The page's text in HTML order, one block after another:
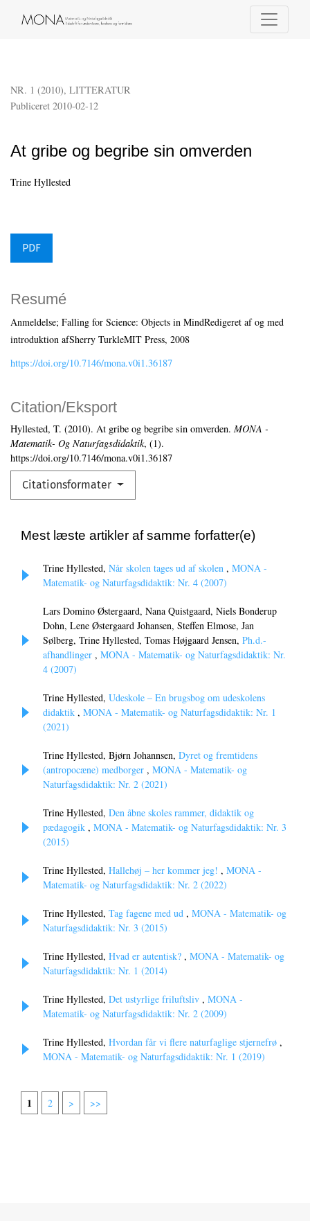
NR. 1 (2010), LITTERATUR
At gribe og begribe sin omverden
Publiceret 2010-02-12
Trine Hyllested
PDF
Citation/Eksport
Hyllested, T. (2010). At gribe og begribe sin omverden. MONA -
Matematik- Og Naturfagsdidaktik, (1).
https://doi.org/10.7146/mona.v0i1.36187
Citationsformater
Resumé
Anmeldelse; Falling for Science: Objects in MindRedigeret af og med
introduktion afSherry TurkleMIT Press, 2008
https://doi.org/10.7146/mona.v0i1.36187
Mest læste artikler af samme forfatter(e)
Trine Hyllested, Når skolen tages ud af skolen , MONA -
Matematik- og Naturfagsdidaktik: Nr. 4 (2007)
Lars Domino Østergaard, Nana Quistgaard, Niels Bonderup
Dohn, Lene Østergaard Johansen, Steffen Elmose, Jan
Sølberg, Trine Hyllested, Tomas Højgaard Jensen, Ph.d.-
afhandlinger , MONA - Matematik- og Naturfagsdidaktik: Nr.
4 (2007)
Trine Hyllested, Udeskole – En brugsbog om udeskolens
didaktik , MONA - Matematik- og Naturfagsdidaktik: Nr. 1
(2021)
Trine Hyllested, Bjørn Johannsen, Dyret og fremtidens
(antropocæne) medborger , MONA - Matematik- og
Naturfagsdidaktik: Nr. 2 (2021)
Trine Hyllested, Den åbne skoles rammer, didaktik og
pædagogik , MONA - Matematik- og Naturfagsdidaktik: Nr. 3
(2015)
Trine Hyllested, Hallehøj – her kommer jeg! , MONA -
Matematik- og Naturfagsdidaktik: Nr. 2 (2022)
Trine Hyllested, Tag fagene med ud , MONA - Matematik- og
Naturfagsdidaktik: Nr. 3 (2015)
Trine Hyllested, Hvad er autentisk? , MONA - Matematik- og
Naturfagsdidaktik: Nr. 1 (2014)
Trine Hyllested, Det ustyrlige friluftsliv , MONA -
Matematik- og Naturfagsdidaktik: Nr. 2 (2009)
Trine Hyllested, Hvordan får vi flere naturfaglige stjernefrø ,
MONA - Matematik- og Naturfagsdidaktik: Nr. 1 (2019)
1 2 > >>